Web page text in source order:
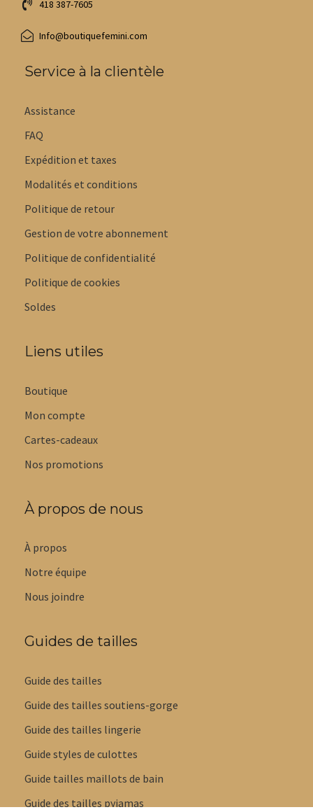
418 387-7605
Info@boutiquefemini.com
Service à la clientèle
Assistance
FAQ
Expédition et taxes
Modalités et conditions
Politique de retour
Gestion de votre abonnement
Politique de confidentialité
Politique de cookies
Soldes
Liens utiles
Boutique
Mon compte
Cartes-cadeaux
Nos promotions
À propos de nous
À propos
Notre équipe
Nous joindre
Guides de tailles
Guide des tailles
Guide des tailles soutiens-gorge
Guide des tailles lingerie
Guide styles de culottes
Guide tailles maillots de bain
Guide des tailles pyjamas